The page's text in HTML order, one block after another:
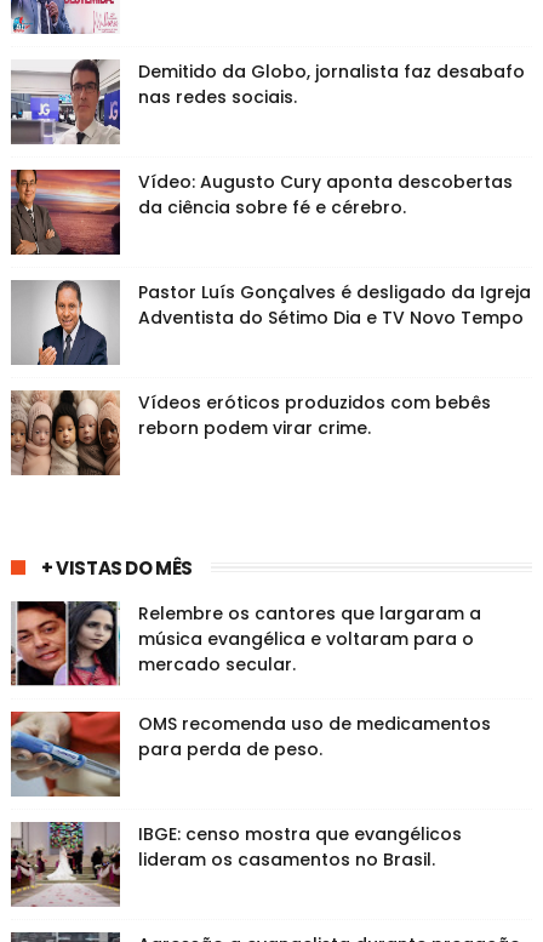
Demitido da Globo, jornalista faz desabafo
nas redes sociais.
Vídeo: Augusto Cury aponta descobertas
da ciência sobre fé e cérebro.
Pastor Luís Gonçalves é desligado da Igreja
Adventista do Sétimo Dia e TV Novo Tempo
Vídeos eróticos produzidos com bebês
reborn podem virar crime.
+ VISTAS DO MÊS
Relembre os cantores que largaram a
música evangélica e voltaram para o
mercado secular.
OMS recomenda uso de medicamentos
para perda de peso.
IBGE: censo mostra que evangélicos
lideram os casamentos no Brasil.